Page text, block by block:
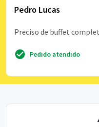
Pedro Lucas
Preciso de buffet
Pedido atendido